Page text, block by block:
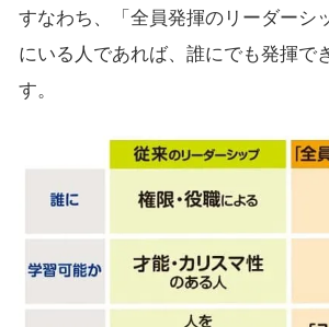
すなわち、「全員発揮のリーダーシ
にいる人であれば、誰にでも発揮で
す。